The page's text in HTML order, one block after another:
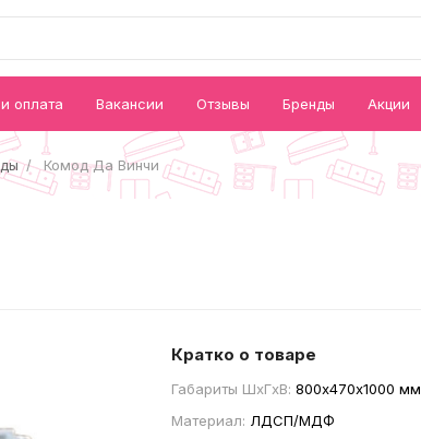
оплата Вакансии Отзывы Бренды Акции
Комод Да Винчи
Кратко о товаре
Габариты ШxГxВ: 800х470х1000 мм
Материал: ЛДСП/МДФ